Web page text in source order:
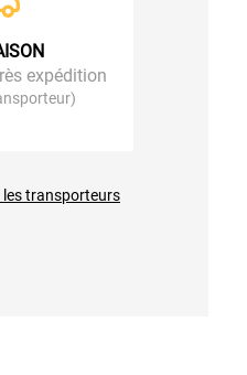
expédition
les transporteurs